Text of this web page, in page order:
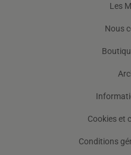
Les
Nous
Cookies et
Conditions